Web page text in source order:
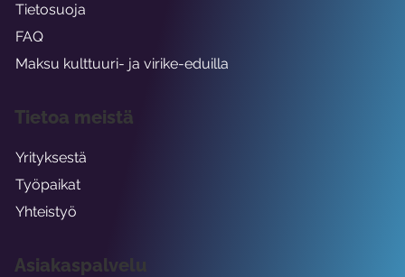
Asiakaspalvelu
Tietosuoja
FAQ
Maksu kulttuuri- ja virike-eduilla
Tietoa meistä
Yrityksestä
Työpaikat
Yhteistyö